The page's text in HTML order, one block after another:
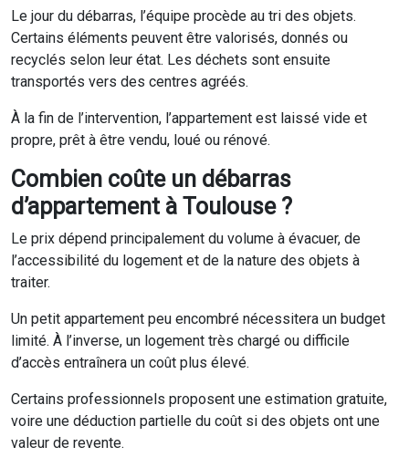
Le jour du débarras, l’équipe procède au tri des objets.
Certains éléments peuvent être valorisés, donnés ou
recyclés selon leur état. Les déchets sont ensuite
transportés vers des centres agréés.
À la fin de l’intervention, l’appartement est laissé vide et
propre, prêt à être vendu, loué ou rénové.
Combien coûte un débarras
d’appartement à Toulouse ?
Le prix dépend principalement du volume à évacuer, de
l’accessibilité du logement et de la nature des objets à
traiter.
Un petit appartement peu encombré nécessitera un budget
limité. À l’inverse, un logement très chargé ou difficile
d’accès entraînera un coût plus élevé.
Certains professionnels proposent une estimation gratuite,
voire une déduction partielle du coût si des objets ont une
valeur de revente.